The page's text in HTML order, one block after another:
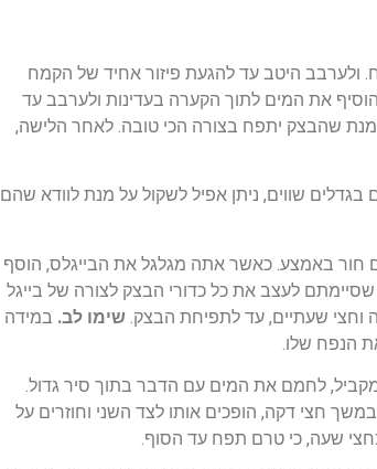
ולערבב היטב עד להגעת פיזור אחיד של הקמח
את המים לתוך הקערה בעדינות ולערבב עד
זה מאוד חשוב על מנת שהבצק יתפח בצורה הכי טובה. לאחר הלישה,
שווים, ניתן אפיל לשקול על מנת לוודא שהם
חור באמצע. כאשר אתה מגלגל את הבייגלס, הוסף
לעצב את כל כדורי הבצק לצורה של בייגל
שעתיים, עד לתפיחת הבצק. שימו לב. במידה
הנפח שלו.
יש לחמם את התור ל220 מעלות ובמקביל, לחמם את המים עם הדבר בתוך סיר גדול.
חצי דקה, הופכים אותו לצד השני וחוזרים על
שעה, כי טרם תפח עד הסוף.